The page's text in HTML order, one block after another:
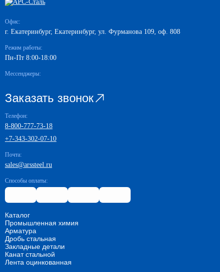
Офис:
г. Екатеринбург, Екатеринбург, ул. Фурманова 109, оф. 808
Режим работы:
Пн-Пт 8:00-18:00
Мессенджеры:
Заказать звонок
Телефон:
8-800-777-73-18
+7-343-302-07-10
Почта:
sales@arssteel.ru
Способы оплаты:
Каталог
Промышленная химия
Арматура
Дробь стальная
Закладные детали
Канат стальной
Лента оцинкованная